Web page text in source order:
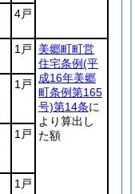
4戸
1戸
美郷町町営
住宅条例(平
成16年美郷
町条例第165
号)第14条に
より算出し
た額
1戸
1戸
1戸